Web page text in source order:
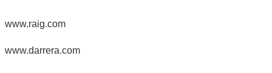
www.raig.com
www.darrera.com